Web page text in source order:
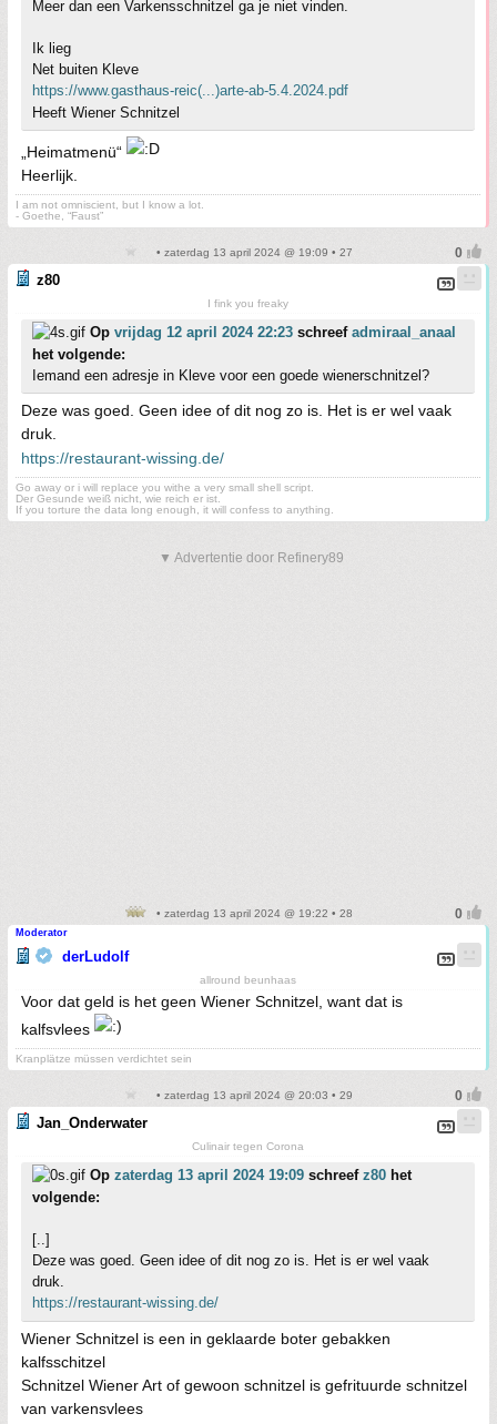
Meer dan een Varkensschnitzel ga je niet vinden.
Ik lieg
Net buiten Kleve
https://www.gasthaus-reic(...)arte-ab-5.4.2024.pdf
Heeft Wiener Schnitzel
„Heimatmenü“
Heerlijk.
I am not omniscient, but I know a lot.
- Goethe, “Faust”
• zaterdag 13 april 2024 @ 19:09 • 27
z80
I fink you freaky
Op vrijdag 12 april 2024 22:23 schreef admiraal_anaal
het volgende:
Iemand een adresje in Kleve voor een goede wienerschnitzel?
Deze was goed. Geen idee of dit nog zo is. Het is er wel vaak
druk.
https://restaurant-wissing.de/
Go away or i will replace you withe a very small shell script.
Der Gesunde weiß nicht, wie reich er ist.
If you torture the data long enough, it will confess to anything.
▼ Advertentie door Refinery89
• zaterdag 13 april 2024 @ 19:22 • 28
Moderator
derLudolf
allround beunhaas
Voor dat geld is het geen Wiener Schnitzel, want dat is
kalfsvlees
Kranplätze müssen verdichtet sein
• zaterdag 13 april 2024 @ 20:03 • 29
Jan_Onderwater
Culinair tegen Corona
Op zaterdag 13 april 2024 19:09 schreef z80 het
volgende:
[..]
Deze was goed. Geen idee of dit nog zo is. Het is er wel vaak
druk.
https://restaurant-wissing.de/
Wiener Schnitzel is een in geklaarde boter gebakken
kalfsschitzel
Schnitzel Wiener Art of gewoon schnitzel is gefrituurde schnitzel
van varkensvlees